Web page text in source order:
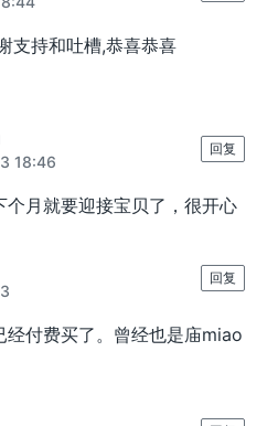
支持和吐槽,恭喜恭喜
18:46
月就要迎接宝贝了，很开心
回复
经付费买了。曾经也是庙miao
回复